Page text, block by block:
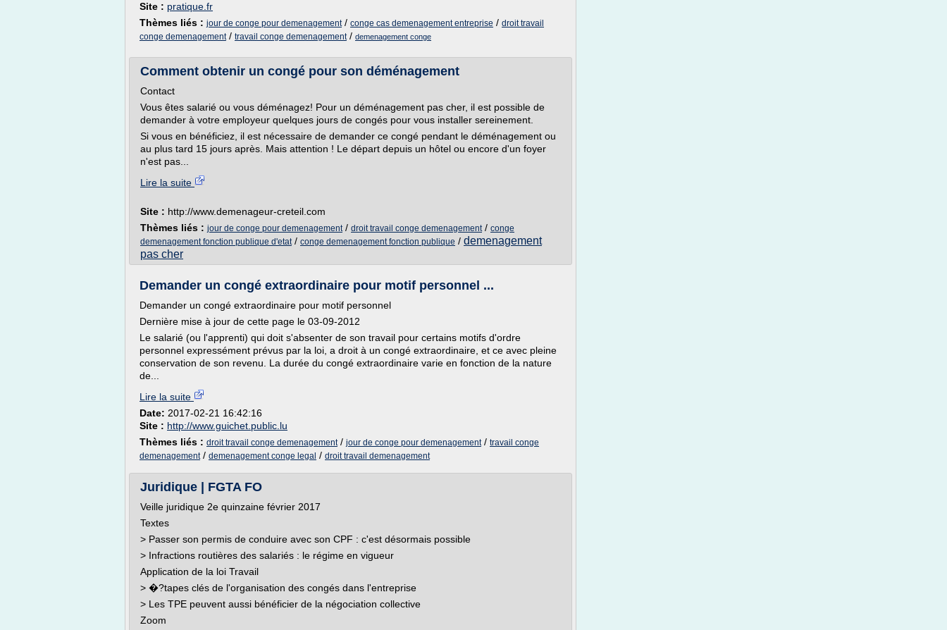
Site : pratique.fr
Thèmes liés : jour de conge pour demenagement/ conge cas demenagement entreprise / droit travail
conge demenagement/ travail conge demenagement/ demenagement conge
Comment obtenir un congé pour son déménagement
Contact
Vous êtes salarié ou vous déménagez! Pour un déménagement pas cher, il est possible de
demander à votre employeur quelques jours de congés pour vous installer sereinement.
Si vous en bénéficiez, il est nécessaire de demander ce congé pendant le déménagement ou
au plus tard 15 jours après. Mais attention ! Le départ depuis un hôtel ou encore d'un foyer
n'est pas...
Lire la suite
Site : http://www.demenageur-creteil.com
Thèmes liés : jour de conge pour demenagement/ droit travail conge demenagement/ conge
demenagement fonction publique d'etat/ conge demenagement fonction publique / demenagement
pas cher
Demander un congé extraordinaire pour motif personnel ...
Demander un congé extraordinaire pour motif personnel
Dernière mise à jour de cette page le 03-09-2012
Le salarié (ou l'apprenti) qui doit s'absenter de son travail pour certains motifs d'ordre
personnel expressément prévus par la loi, a droit à un congé extraordinaire, et ce avec pleine
conservation de son revenu. La durée du congé extraordinaire varie en fonction de la nature
de...
Lire la suite
Date: 2017-02-21 16:42:16
Site : http://www.guichet.public.lu
Thèmes liés : droit travail conge demenagement/ jour de conge pour demenagement/ travail conge
demenagement/ demenagement conge legal / droit travail demenagement
Juridique | FGTA FO
Veille juridique 2e quinzaine février 2017
Textes
> Passer son permis de conduire avec son CPF : c'est désormais possible
> Infractions routières des salariés : le régime en vigueur
Application de la loi Travail
> �?tapes clés de l'organisation des congés dans l'entreprise
> Les TPE peuvent aussi bénéficier de la négociation collective
Zoom